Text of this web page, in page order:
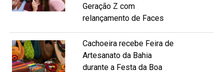
Geração Z com
relançamento de Faces
Cachoeira recebe Feira de
Artesanato da Bahia
durante a Festa da Boa